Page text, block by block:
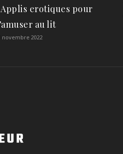
Applis erotiques pour
au lit
novembre 2022